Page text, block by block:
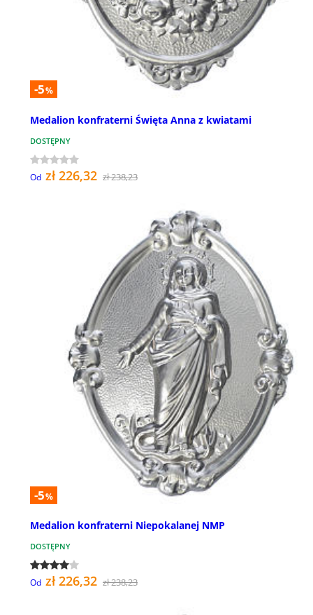
-5%
Medalion konfraterni Święta Anna z kwiatami
DOSTĘPNY
Od zł 226,32 zł 238,23
-5%
Medalion konfraterni Niepokalanej NMP
DOSTĘPNY
Od zł 226,32 zł 238,23